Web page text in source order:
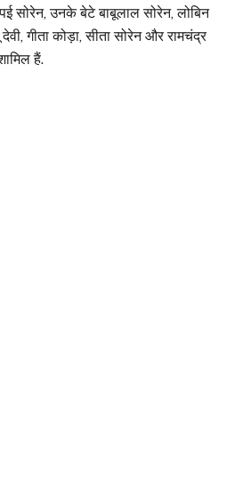
सोरेन, उनके बेटे बाबूलाल सोरेन, लोबिन
गीता कोड़ा, सीता सोरेन और रामचंद्र
हैं.